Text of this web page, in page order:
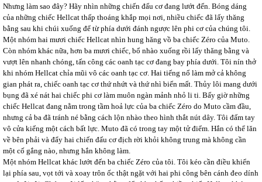
Nhưng làm sao đây? Hãy nhìn những chiến đấu cơ đang lướt đến. Bóng dáng
của những chiếc Hellcat thấp thoáng khắp mọi nơi, nhiều chiếc đã lấy thăng
bằng sau khi chúi xuống để từ phía dưới đánh ngược lên phi cơ của chúng tôi.
Một nhóm hai mươi chiếc Hellcat nhìn hung hăng vồ ba chiếc Zéro của Muto.
Còn nhóm khác nữa, hơn ba mươi chiếc, bổ nhào xuống rồi lấy thăng bằng và
vượt lên nhanh chóng, tấn công các oanh tạc cơ đang bay phía dưới. Tôi nín thở
khi nhóm Hellcat chỉa mũi vô các oanh tạc cơ. Hai tiếng nổ làm mở cả không
gian phát ra, chiếc oanh tạc cơ thứ nhứt và thứ nhì biến mất. Thủy lôi mang dưới
bụng đã xé nát hai chiếc phi cơ làm muôn ngàn mảnh nhỏ li ti. Bấy giờ những
chiếc Hellcat đang nằm trong tầm hoả lực của ba chiếc Zéro do Muto cầm đầu,
nhưng cả ba đã tránh né bằng cách lộn nhào theo hình thắt nút dây. Tôi đấm tay
vô cửa kiếng một cách bất lực. Muto đã có trong tay một tử điểm. Hắn có thể lăn
về bên phải và đẩy hai chiến đấu cơ địch rời khỏi không trung mà không cần
một cố gắng nào, nhưng hắn không làm.
Một nhóm Hellcat khác lướt đến ba chiếc Zéro của tôi. Tôi kéo cần điều khiển
lại phía sau, vọt tới và xoay trôn ốc thật ngặt với hai phi công bên cánh đeo dính